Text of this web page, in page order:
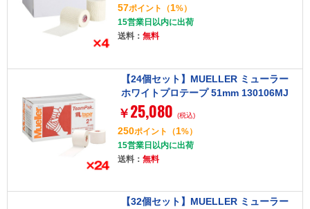
57ポイント （1%）
15営業日以内に出荷
送料： 無料
【24個セット】MUELLER ミューラー
ホワイトプロテープ 51mm 130106MJ
￥ 25,080 (税込)
250ポイント （1%）
15営業日以内に出荷
送料： 無料
【32個セット】MUELLER ミューラー